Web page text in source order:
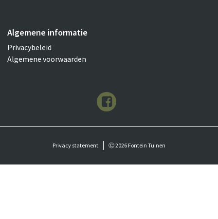
Algemene informatie
Privacybeleid
Algemene voorwaarden
Privacy statement Ⓒ 2026 Fontein Tuinen